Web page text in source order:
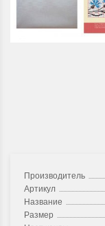
Производитель
Артикул
Название
Размер